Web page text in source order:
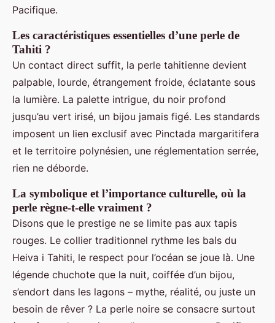
Pacifique.
Les caractéristiques essentielles d’une perle de
Tahiti ?
Un contact direct suffit, la perle tahitienne devient
palpable, lourde, étrangement froide, éclatante sous
la lumière. La palette intrigue, du noir profond
jusqu’au vert irisé, un bijou jamais figé. Les standards
imposent un lien exclusif avec Pinctada margaritifera
et le territoire polynésien, une réglementation serrée,
rien ne déborde.
La symbolique et l’importance culturelle, où la
perle règne-t-elle vraiment ?
Disons que le prestige ne se limite pas aux tapis
rouges. Le collier traditionnel rythme les bals du
Heiva i Tahiti, le respect pour l’océan se joue là. Une
légende chuchote que la nuit, coiffée d’un bijou,
s’endort dans les lagons – mythe, réalité, ou juste un
besoin de rêver ? La perle noire se consacre surtout